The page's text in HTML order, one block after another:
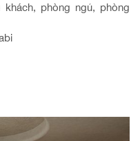
khách, phòng ngủ, phòng